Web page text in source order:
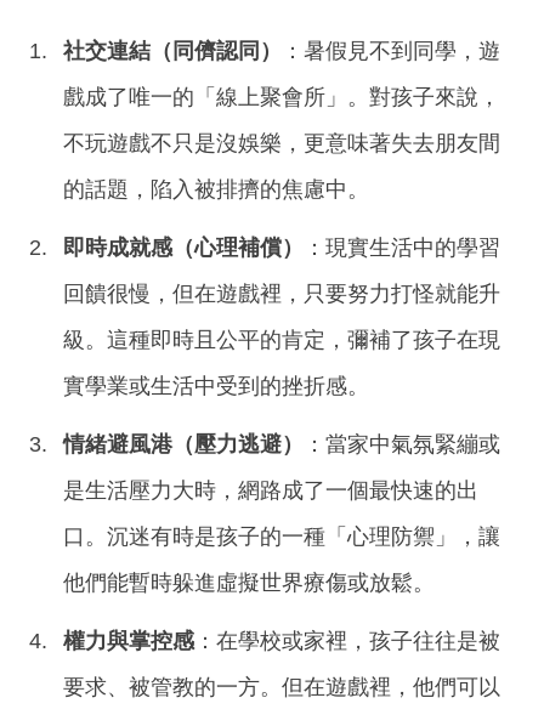
社交連結（同儕認同）
：暑假見不到同學，遊
戲成了唯一的「線上聚會所」。對孩子來說，
不玩遊戲不只是沒娛樂，更意味著失去朋友間
的話題，陷入被排擠的焦慮中。
即時成就感（心理補償）
：現實生活中的學習
回饋很慢，但在遊戲裡，只要努力打怪就能升
級。這種即時且公平的肯定，彌補了孩子在現
實學業或生活中受到的挫折感。
情緒避風港（壓力逃避）
：當家中氣氛緊繃或
是生活壓力大時，網路成了一個最快速的出
口。沉迷有時是孩子的一種「心理防禦」，讓
他們能暫時躲進虛擬世界療傷或放鬆。
權力與掌控感 ：在學校或家裡，孩子往往是被
要求、被管教的一方。但在遊戲裡，他們可以